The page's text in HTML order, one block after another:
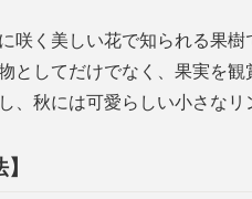
咲く美しい花で知られる果樹
としてだけでなく、果実を観
秋には可愛らしい小さなリ